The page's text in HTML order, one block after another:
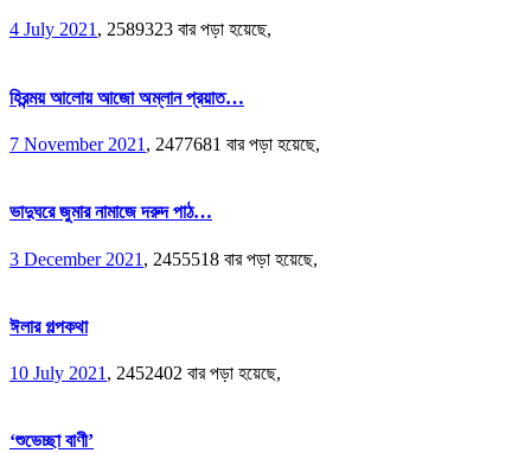
4 July 2021, 2589323 বার পড়া হয়েছে,
হিরন্ময় আলোয় আজো অম্লান প্রয়াত…
7 November 2021 , 2477681 বার পড়া হয়েছে,
ভাদুঘরে জুমার নামাজে দরুদ পাঠ…
3 December 2021 , 2455518 বার পড়া হয়েছে,
ঈলার গল্পকথা
10 July 2021 , 2452402 বার পড়া হয়েছে,
‘শুভেচ্ছা বাণী’